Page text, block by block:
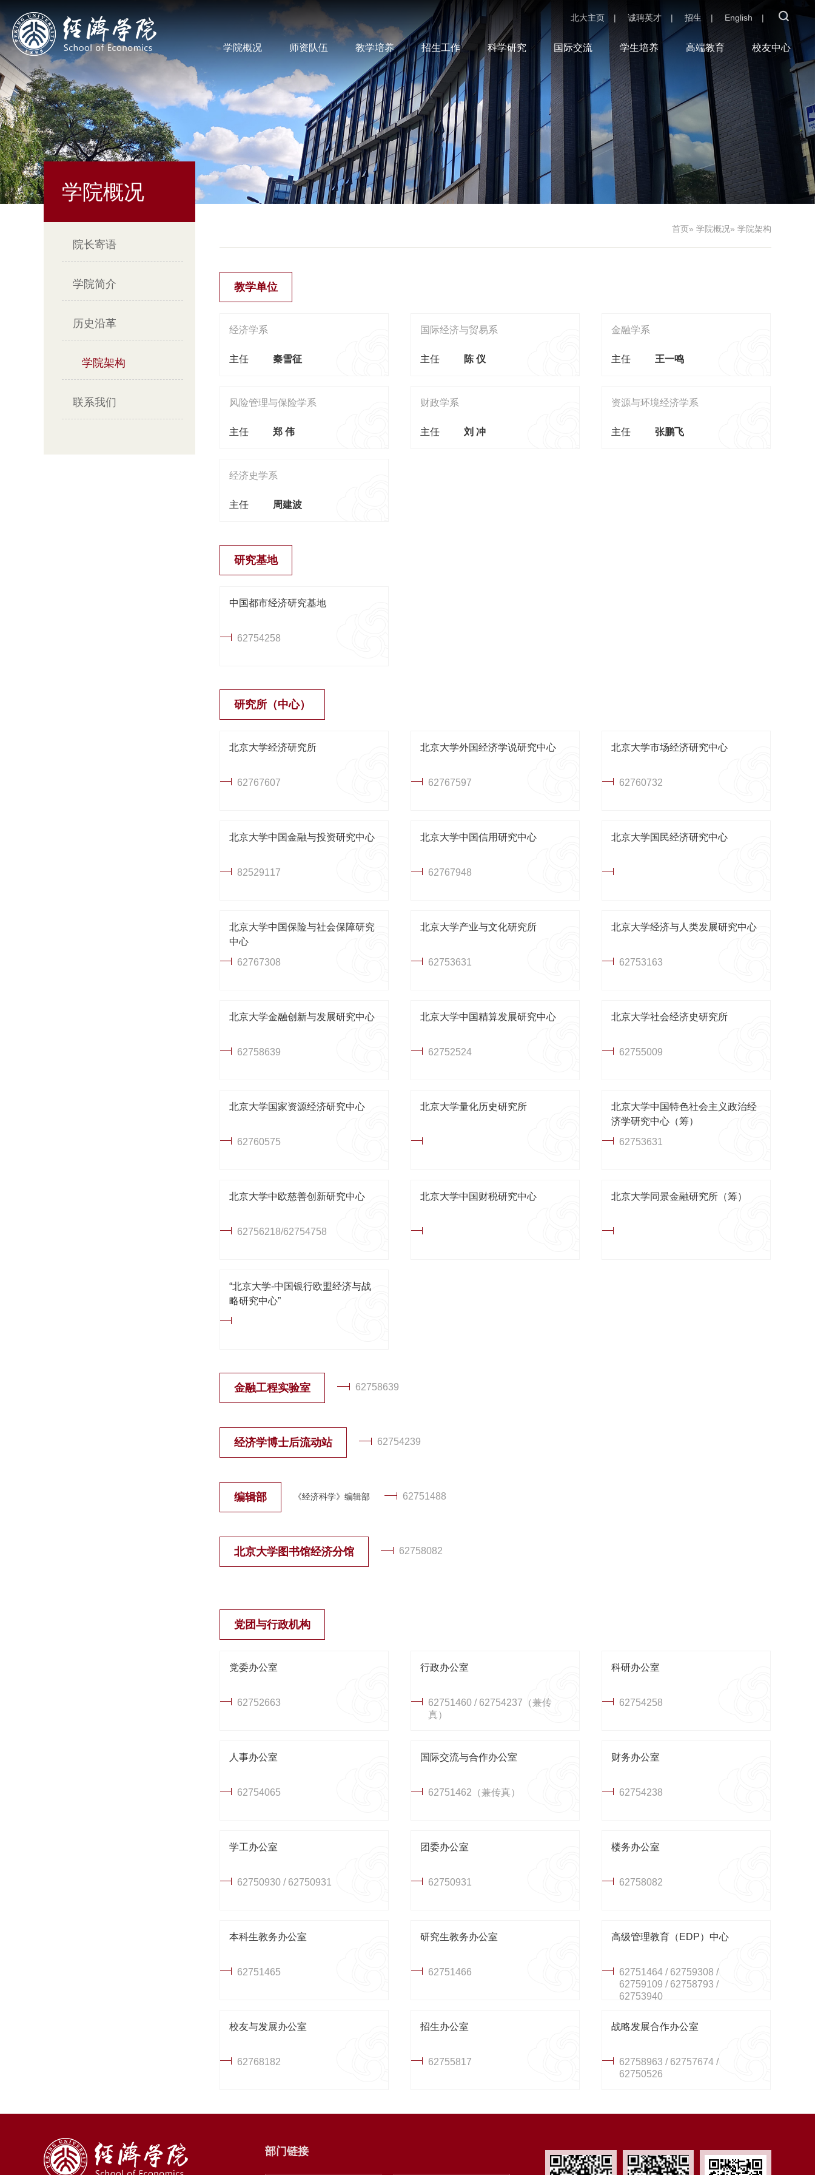
北大主页 | 诚聘英才 | 招生 | English |
学院概况 师资队伍 教学培养 招生工作 科学研究 国际交流 学生培养 高端教育 校友中心
学院概况
院长寄语
学院简介
历史沿革
学院架构
联系我们
首页» 学院概况» 学院架构
教学单位
经济学系
主任 秦雪征
国际经济与贸易系
主任 陈 仪
金融学系
主任 王一鸣
风险管理与保险学系
主任 郑 伟
财政学系
主任 刘 冲
资源与环境经济学系
主任 张鹏飞
经济史学系
主任 周建波
研究基地
中国都市经济研究基地
62754258
研究所（中心）
北京大学经济研究所
62767607
北京大学外国经济学说研究中心
62767597
北京大学市场经济研究中心
62760732
北京大学中国金融与投资研究中心
82529117
北京大学中国信用研究中心
62767948
北京大学国民经济研究中心
北京大学中国保险与社会保障研究
中心
62767308
北京大学产业与文化研究所
62753631
北京大学经济与人类发展研究中心
62753163
北京大学金融创新与发展研究中心
62758639
北京大学中国精算发展研究中心
62752524
北京大学社会经济史研究所
62755009
北京大学国家资源经济研究中心
62760575
北京大学量化历史研究所
北京大学中国特色社会主义政治经
济学研究中心（筹）
62753631
北京大学中欧慈善创新研究中心
62756218/62754758
北京大学中国财税研究中心 北京大学同景金融研究所（筹）
“北京大学-中国银行欧盟经济与战
略研究中心”
金融工程实验室 62758639
经济学博士后流动站 62754239
编辑部 《经济科学》编辑部 62751488
北京大学图书馆经济分馆 62758082
党团与行政机构
党委办公室
62752663
行政办公室
62751460 / 62754237（兼传
真）
科研办公室
62754258
人事办公室
62754065
国际交流与合作办公室
62751462（兼传真）
财务办公室
62754238
学工办公室
62750930 / 62750931
团委办公室
62750931
楼务办公室
62758082
本科生教务办公室
62751465
研究生教务办公室
62751466
高级管理教育（EDP）中心
62751464 / 62759308 /
62759109 / 62758793 /
62753940
校友与发展办公室
62768182
招生办公室
62755817
战略发展合作办公室
62758963 / 62757674 /
62750526
部门链接